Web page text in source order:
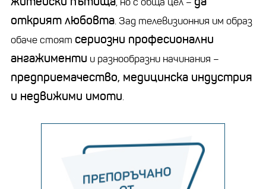
открият любовта. Зад телевизионния им образ
обаче стоят сериозни професионални
ангажименти и разнообразни начинания –
предприемачество, медицинска индустрия
и недвижими имоти.